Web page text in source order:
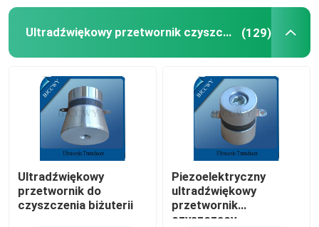
Ultradźwiękowy przetwornik piękna
Impedancja ultradźwiękowa
Ultradźwiękowy przetwornik atomizacji
Ultradźwiękowy przetwornik rurowy
Ultradźwiękowy przetwornik czyszczący (129)
Ultradźwiękowy
przetwornik do
czyszczenia biżuterii
Piezoelektryczny
ultradźwiękowy
przetwornik
czyszczący